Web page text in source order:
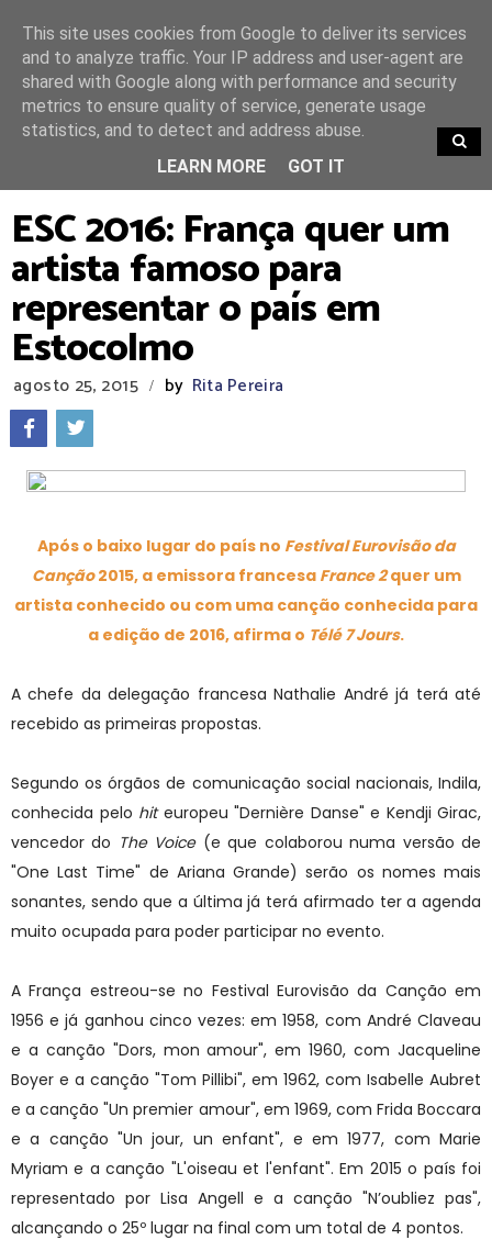
TRENDING
ESC 2016: França quer um
artista famoso para
representar o país em
Estocolmo
agosto 25, 2015 / by Rita Pereira
Após o baixo lugar do país no Festival Eurovisão da
Canção2015, a emissora francesa France 2quer um
artista conhecido ou com uma canção conhecida para
a edição de 2016, afirma o Télé 7 Jours.
A chefe da delegação francesa Nathalie André já terá até
recebido as primeiras propostas.
Segundo os órgãos de comunicação social nacionais, Indila,
conhecida pelo hit europeu "Dernière Danse" e Kendji Girac,
vencedor do The Voice (e que colaborou numa versão de
"One Last Time" de Ariana Grande) serão os nomes mais
sonantes, sendo que a última já terá afirmado ter a agenda
muito ocupada para poder participar no evento.
A França estreou-se no Festival Eurovisão da Canção em
1956 e já ganhou cinco vezes: em 1958, com André Claveau
e a canção "Dors, mon amour", em 1960, com Jacqueline
Boyer e a canção "Tom Pillibi", em 1962, com Isabelle Aubret
e a canção "Un premier amour", em 1969, com Frida Boccara
e a canção "Un jour, un enfant", e em 1977, com Marie
Myriam e a canção "L'oiseau et l'enfant". Em 2015 o país foi
representado por Lisa Angell e a canção "N’oubliez pas",
alcançando o 25º lugar na final com um total de 4 pontos.
This site uses cookies from Google to deliver its services
and to analyze traffic. Your IP address and user-agent are
shared with Google along with performance and security
metrics to ensure quality of service, generate usage
statistics, and to detect and address abuse.
LEARN MORE
GOT IT